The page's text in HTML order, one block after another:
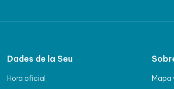
Dades de la Seu
Hora oficial
Mapa